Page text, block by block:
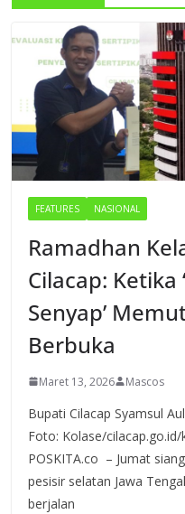
FEATURES NASIONAL
Ramadhan
Cilacap: Ketika
Senyap’
Berbuka
Maret 13, 2026 Mascos
Bupati Cilacap Syamsul
Foto: Kolase/cilacap.go.id/
POSKITA.co – Jumat
pesisir selatan Jawa
berjalan